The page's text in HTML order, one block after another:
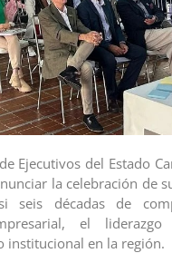
Ejecutivos del Estado
la celebración de
seis décadas de
el
institucional en la región.